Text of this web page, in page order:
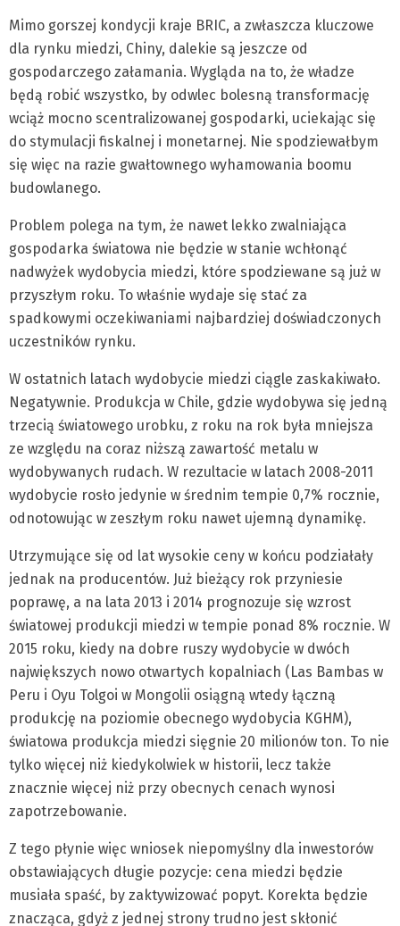
Mimo gorszej kondycji kraje BRIC, a zwłaszcza kluczowe
dla rynku miedzi, Chiny, dalekie są jeszcze od
gospodarczego załamania. Wygląda na to, że władze
będą robić wszystko, by odwlec bolesną transformację
wciąż mocno scentralizowanej gospodarki, uciekając się
do stymulacji fiskalnej i monetarnej. Nie spodziewałbym
się więc na razie gwałtownego wyhamowania boomu
budowlanego.
Problem polega na tym, że nawet lekko zwalniająca
gospodarka światowa nie będzie w stanie wchłonąć
nadwyżek wydobycia miedzi, które spodziewane są już w
przyszłym roku. To właśnie wydaje się stać za
spadkowymi oczekiwaniami najbardziej doświadczonych
uczestników rynku.
W ostatnich latach wydobycie miedzi ciągle zaskakiwało.
Negatywnie. Produkcja w Chile, gdzie wydobywa się jedną
trzecią światowego urobku, z roku na rok była mniejsza
ze względu na coraz niższą zawartość metalu w
wydobywanych rudach. W rezultacie w latach 2008-2011
wydobycie rosło jedynie w średnim tempie 0,7% rocznie,
odnotowując w zeszłym roku nawet ujemną dynamikę.
Utrzymujące się od lat wysokie ceny w końcu podziałały
jednak na producentów. Już bieżący rok przyniesie
poprawę, a na lata 2013 i 2014 prognozuje się wzrost
światowej produkcji miedzi w tempie ponad 8% rocznie. W
2015 roku, kiedy na dobre ruszy wydobycie w dwóch
największych nowo otwartych kopalniach (Las Bambas w
Peru i Oyu Tolgoi w Mongolii osiągną wtedy łączną
produkcję na poziomie obecnego wydobycia KGHM),
światowa produkcja miedzi sięgnie 20 milionów ton. To nie
tylko więcej niż kiedykolwiek w historii, lecz także
znacznie więcej niż przy obecnych cenach wynosi
zapotrzebowanie.
Z tego płynie więc wniosek niepomyślny dla inwestorów
obstawiających długie pozycje: cena miedzi będzie
musiała spaść, by zaktywizować popyt. Korekta będzie
znacząca, gdyż z jednej strony trudno jest skłonić